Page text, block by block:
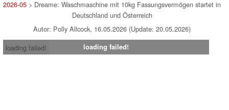
2026-05 > Dreame: Waschmaschine mit 10kg Fassungsvermögen startet in
Deutschland und Österreich
Autor: Polly Allcock, 16.05.2026 (Update: 20.05.2026)
loading failed!
loading failed!